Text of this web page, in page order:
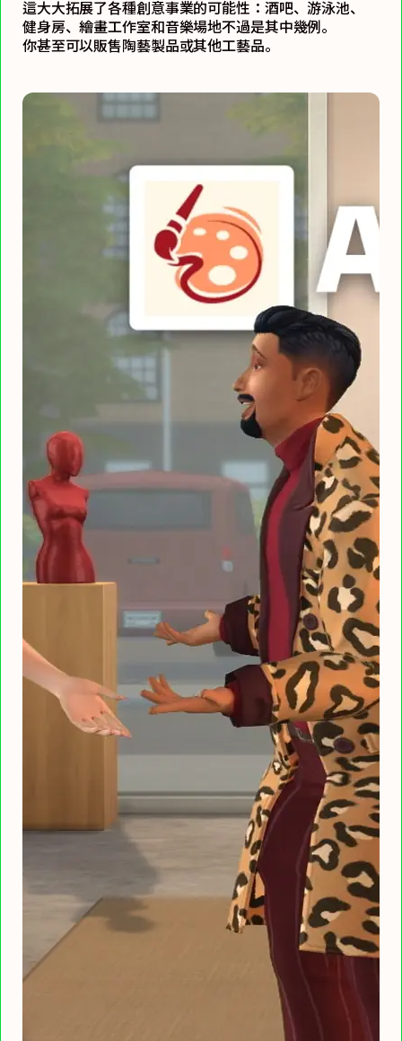
這大大拓展了各種創意事業的可能性：酒吧、游泳池、
健身房、繪畫工作室和音樂場地不過是其中幾例。
你甚至可以販售陶藝製品或其他工藝品。